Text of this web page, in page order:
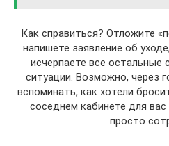
Как справиться? Отложите
напишете заявление об
исчерпаете все остальные
ситуации. Возможно, через
вспоминать, как хотели
соседнем кабинете для
просто